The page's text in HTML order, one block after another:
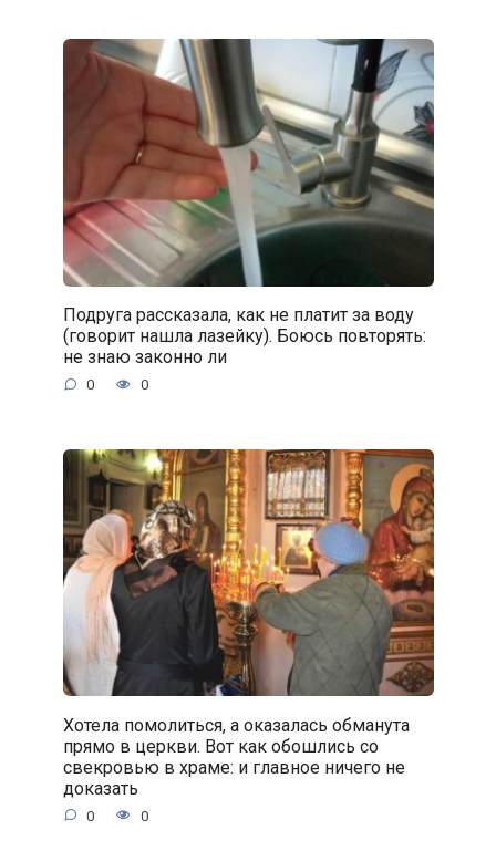
Подруга рассказала, как не платит за воду
(говорит нашла лазейку). Боюсь повторять:
не знаю законно ли
0 0
Хотела помолиться, а оказалась обманута
прямо в церкви. Вот как обошлись со
свекровью в храме: и главное ничего не
доказать
0 0